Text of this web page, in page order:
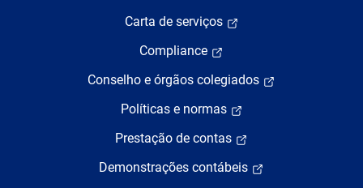
Carta de serviços
Compliance
Conselho e órgãos colegiados
Políticas e normas
Prestação de contas
Demonstrações contábeis